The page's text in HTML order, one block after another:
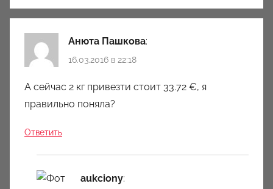
Анюта Пашкова:
16.03.2016 в 22:18
А сейчас 2 кг привезти стоит 33.72 €, я
правильно поняла?
Ответить
aukciony: